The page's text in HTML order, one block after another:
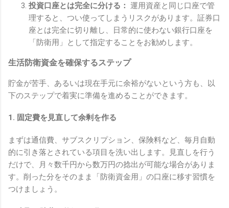
投資口座とは完全に分ける： 運用資産と同じ口座で管
理すると、つい使ってしまうリスクがあります。証券口
座とは完全に切り離し、日常的に使わない銀行口座を
「防衛用」として指定することをお勧めします。
生活防衛資金を確保するステップ
貯金が苦手、あるいは現在手元に余裕がないという方も、以
下のステップで着実に準備を進めることができます。
1. 固定費を見直して余剰を作る
まずは通信費、サブスクリプション、保険料など、毎月自動
的に引き落とされている項目を洗い出します。見直しを行う
だけで、月々数千円から数万円の捻出が可能な場合がありま
す。削った分をそのまま「防衛資金用」の口座に移す習慣を
つけましょう。